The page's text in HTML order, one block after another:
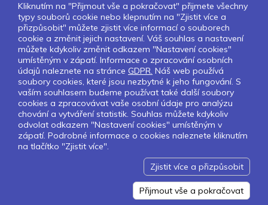
O nás Naše projekty
Pro školy
Partneři
Kontakty
GDPR
Nastavení cookies
Obchodní a licenční podmínky
Sledujte nás:
Pokud chcete dostávat pravidelný
Newsletter klikněte zde .
Smartware s.r.o. Redakční systém MultiCMS
Kliknutím na "Přijmout vše a pokračovat" přijmete všechny
typy souborů cookie nebo klepnutím na "Zjistit více a
přizpůsobit" můžete zjistit více informací o souborech
cookie a změnit jejich nastavení. Váš souhlas a nastavení
můžete kdykoliv změnit odkazem "Nastavení cookies"
umístěným v zápatí. Informace o zpracování osobních
údajů naleznete na stránce GDPR. Náš web používá
soubory cookies, které jsou nezbytné k jeho fungování. S
vaším souhlasem budeme používat také další soubory
cookies a zpracovávat vaše osobní údaje pro analýzu
chování a vytváření statistik. Souhlas můžete kdykoliv
odvolat odkazem "Nastavení cookies" umístěným v
zápatí. Podrobné informace o cookies naleznete kliknutím
na tlačítko "Zjistit více".
Zjistit více a přizpůsobit
Přijmout vše a pokračovat